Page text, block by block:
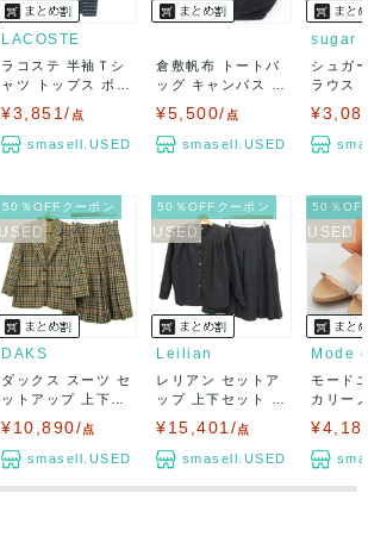
LACOSTE
ラコステ 半袖Ｔシ
ャツ トップス ボー
¥3,851/ 点
smasell.USED
倉敷帆布 トートバ
ッグ キャンバス 鞄
¥5,500/ 点
smasell.USED
sugar
シュガ
ラウス
50％OFFクーポン
DAKS
ダックス スーツ セ
ットアップ 上下セ
¥10,890/点
smasell.USED
50％OFFクーポン
Leilian
レリアン セットア
ップ 上下セット ノ
¥15,401/点
smasell.USED
50％
モード
カリー